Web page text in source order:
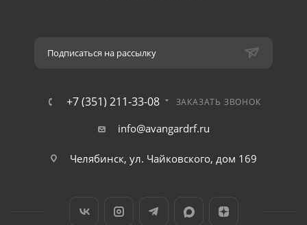
Подписаться на рассылку
+7 (351) 211-33-08 ЗАКАЗАТЬ ЗВОНОК
info@avangardrf.ru
Челябинск, ул. Чайковского, дом 169